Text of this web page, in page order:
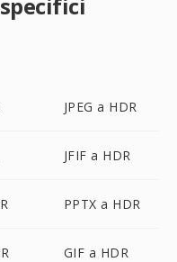
JPEG a HDR
JFIF a HDR
PPTX a HDR
GIF a HDR